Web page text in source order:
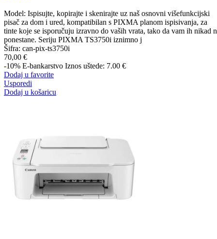
Model: Ispisujte, kopirajte i skenirajte uz naš osnovni višefunkcijski
pisač za dom i ured, kompatibilan s PIXMA planom ispisivanja, za
tinte koje se isporučuju izravno do vaših vrata, tako da vam ih nikad
ponestane. Seriju PIXMA TS3750i iznimno j
Šifra: can-pix-ts3750i
70,00 €
-10% E-bankarstvo Iznos uštede: 7.00 €
Dodaj u favorite
Usporedi
Dodaj u košaricu